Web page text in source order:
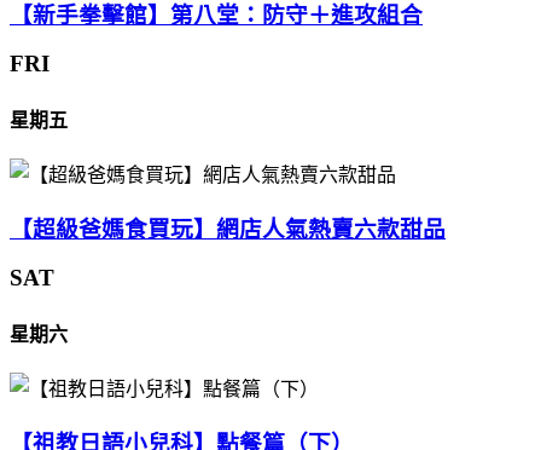
【新手拳擊館】第八堂：防守＋進攻組合
FRI
星期五
【超級爸媽食買玩】網店人氣熱賣六款甜品
SAT
星期六
【祖教日語小兒科】點餐篇（下）